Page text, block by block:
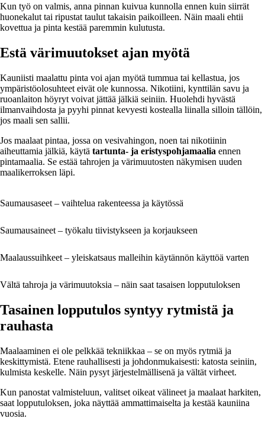
Kun työ on valmis, anna pinnan kuivua kunnolla ennen kuin siirrät
huonekalut tai ripustat taulut takaisin paikoilleen. Näin maali ehtii
kovettua ja pinta kestää paremmin kulutusta.
Estä värimuutokset ajan myötä
Kauniisti maalattu pinta voi ajan myötä tummua tai kellastua, jos
ympäristöolosuhteet eivät ole kunnossa. Nikotiini, kynttilän savu ja
ruoanlaiton höyryt voivat jättää jälkiä seiniin. Huolehdi hyvästä
ilmanvaihdosta ja pyyhi pinnat kevyesti kostealla liinalla silloin tällöin,
jos maali sen sallii.
Jos maalaat pintaa, jossa on vesivahingon, noen tai nikotiinin
aiheuttamia jälkiä, käytä tartunta- ja eristyspohjamaalia ennen
pintamaalia. Se estää tahrojen ja värimuutosten näkymisen uuden
maalikerroksen läpi.
Saumausaseet – vaihtelua rakenteessa ja käytössä
Saumausaineet – työkalu tiivistykseen ja korjaukseen
Maalaussuihkeet – yleiskatsaus malleihin käytännön käyttöä varten
Vältä tahroja ja värimuutoksia – näin saat tasaisen lopputuloksen
Tasainen lopputulos syntyy rytmistä ja
rauhasta
Maalaaminen ei ole pelkkää tekniikkaa – se on myös rytmiä ja
keskittymistä. Etene rauhallisesti ja johdonmukaisesti: katosta seiniin,
kulmista keskelle. Näin pysyt järjestelmällisenä ja vältät virheet.
Kun panostat valmisteluun, valitset oikeat välineet ja maalaat harkiten,
saat lopputuloksen, joka näyttää ammattimaiselta ja kestää kauniina
vuosia.